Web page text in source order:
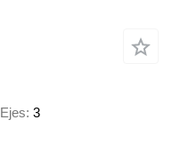
Ejes 3